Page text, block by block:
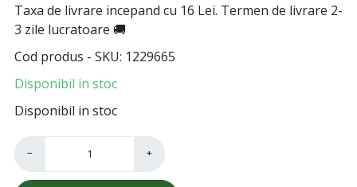
Taxa de livrare incepand cu 16 Lei. Termen de livrare 2-
3 zile lucratoare 🚚
Cod produs - SKU 1229665
Disponibil in stoc
Disponibil in stoc
− +